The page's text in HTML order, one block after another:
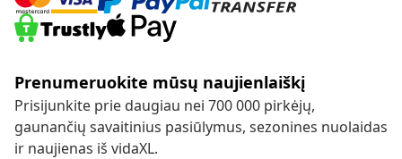
Prenumeruokite mūsų naujienlaiškį
Prisijunkite prie daugiau nei 700 000 pirkėjų,
gaunančių savaitinius pasiūlymus, sezonines nuolaidas
ir naujienas iš vidaXL.